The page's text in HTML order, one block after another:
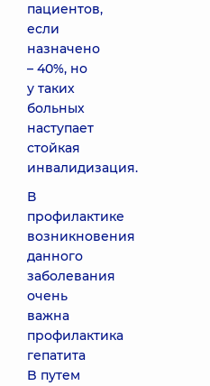
пациентов,
если
назначено
– 40%, но
у таких
больных
наступает
стойкая
инвалидизация.
В
профилактике
возникновения
данного
заболевания
очень
важна
профилактика
гепатита
B путем